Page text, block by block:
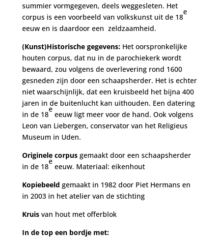
summier vormgegeven, deels weggesleten. Het
corpus is een voorbeeld van volkskunst uit de 18
e
eeuw en is daardoor een zeldzaamheid.
(Kunst)Historische gegevens: Het oorspronkelijke
houten corpus, dat nu in de parochiekerk wordt
bewaard, zou volgens de overlevering rond 1600
gesneden zijn door een schaapsherder. Het is echter
niet waarschijnlijk, dat een kruisbeeld het bijna 400
jaren in de buitenlucht kan uithouden. Een datering
in de 18
e
eeuw ligt meer voor de hand. Ook volgens
Leon van Liebergen, conservator van het Religieus
Museum in Uden.
Originele corpus gemaakt door een schaapsherder
in de 18
e
eeuw. Materiaal: eikenhout
Kopiebeeld gemaakt in 1982 door Piet Hermans en
in 2003 in het atelier van de stichting
Kruisvan hout met offerblok
In de top een bordje met: